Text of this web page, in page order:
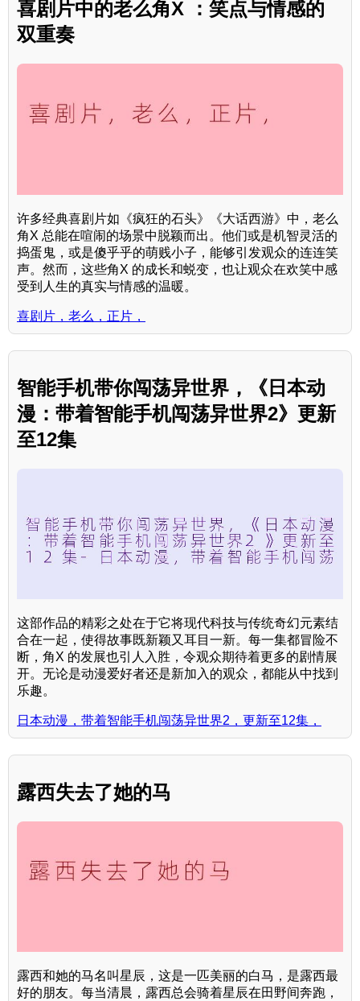
喜剧片中的老么角X ：笑点与情感的
双重奏
许多经典喜剧片如《疯狂的石头》《大话西游》中，老么
角X 总能在喧闹的场景中脱颖而出。他们或是机智灵活的
捣蛋鬼，或是傻乎乎的萌贱小子，能够引发观众的连连笑
声。然而，这些角X 的成长和蜕变，也让观众在欢笑中感
受到人生的真实与情感的温暖。
喜剧片，老么，正片，
智能手机带你闯荡异世界，《日本动
漫：带着智能手机闯荡异世界2》更新
至12集
这部作品的精彩之处在于它将现代科技与传统奇幻元素结
合在一起，使得故事既新颖又耳目一新。每一集都冒险不
断，角X 的发展也引人入胜，令观众期待着更多的剧情展
开。无论是动漫爱好者还是新加入的观众，都能从中找到
乐趣。
日本动漫，带着智能手机闯荡异世界2，更新至12集，
露西失去了她的马
露西和她的马名叫星辰，这是一匹美丽的白马，是露西最
好的朋友。每当清晨，露西总会骑着星辰在田野间奔跑，